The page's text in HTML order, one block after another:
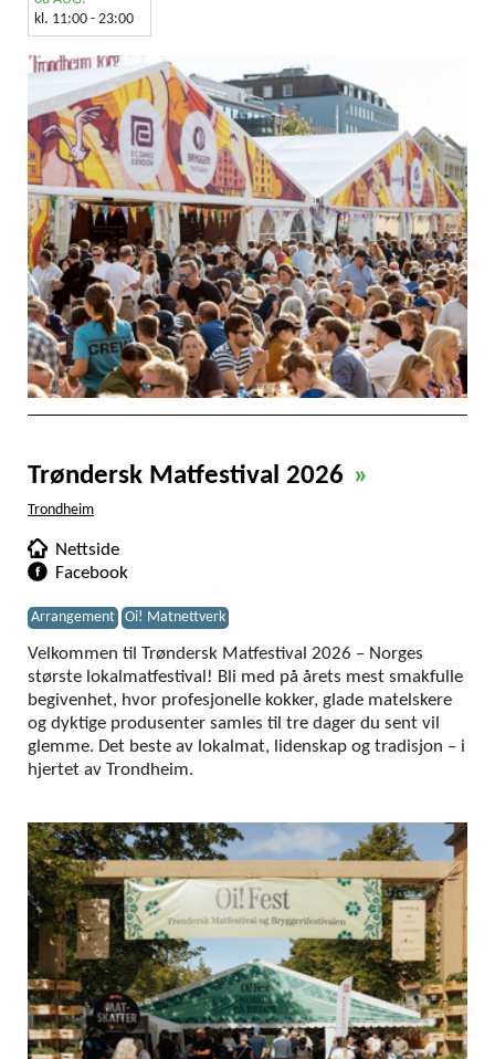
kl. 11:00 - 23:00
Trøndersk Matfestival 2026 »
Trondheim
Nettside
Facebook
Arrangement Oi! Matnettverk
Velkommen til Trøndersk Matfestival 2026 – Norges
største lokalmatfestival! Bli med på årets mest smakfulle
begivenhet, hvor profesjonelle kokker, glade matelskere
og dyktige produsenter samles til tre dager du sent vil
glemme. Det beste av lokalmat, lidenskap og tradisjon – i
hjertet av Trondheim.